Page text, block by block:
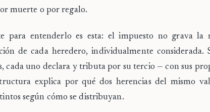
muerte o por regalo.
para entenderlo es esta: el impuesto no grava la
de cada heredero, individualmente considerada.
cada uno declara y tributa por su tercio — con sus
explica por qué dos herencias del mismo
según cómo se distribuyan.